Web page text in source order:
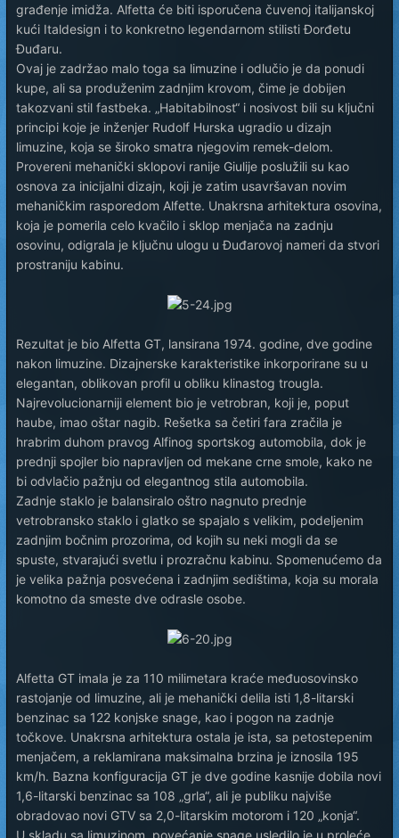
građenje imidža. Alfetta će biti isporučena čuvenoj italijanskoj
kući Italdesign i to konkretno legendarnom stilisti Đorđetu
Đuđaru.
Ovaj je zadržao malo toga sa limuzine i odlučio je da ponudi
kupe, ali sa produženim zadnjim krovom, čime je dobijen
takozvani stil fastbeka. „Habitabilnost“ i nosivost bili su ključni
principi koje je inženjer Rudolf Hurska ugradio u dizajn
limuzine, koja se široko smatra njegovim remek-delom.
Provereni mehanički sklopovi ranije Giulije poslužili su kao
osnova za inicijalni dizajn, koji je zatim usavršavan novim
mehaničkim rasporedom Alfette. Unakrsna arhitektura osovina,
koja je pomerila celo kvačilo i sklop menjača na zadnju
osovinu, odigrala je ključnu ulogu u Đuđarovoj nameri da stvori
prostraniju kabinu.
Rezultat je bio Alfetta GT, lansirana 1974. godine, dve godine
nakon limuzine. Dizajnerske karakteristike inkorporirane su u
elegantan, oblikovan profil u obliku klinastog trougla.
Najrevolucionarniji element bio je vetrobran, koji je, poput
haube, imao oštar nagib. Rešetka sa četiri fara zračila je
hrabrim duhom pravog Alfinog sportskog automobila, dok je
prednji spojler bio napravljen od mekane crne smole, kako ne
bi odvlačio pažnju od elegantnog stila automobila.
Zadnje staklo je balansiralo oštro nagnuto prednje
vetrobransko staklo i glatko se spajalo s velikim, podeljenim
zadnjim bočnim prozorima, od kojih su neki mogli da se
spuste, stvarajući svetlu i prozračnu kabinu. Spomenućemo da
je velika pažnja posvećena i zadnjim sedištima, koja su morala
komotno da smeste dve odrasle osobe.
Alfetta GT imala je za 110 milimetara kraće međuosovinsko
rastojanje od limuzine, ali je mehanički delila isti 1,8-litarski
benzinac sa 122 konjske snage, kao i pogon na zadnje
točkove. Unakrsna arhitektura ostala je ista, sa petostepenim
menjačem, a reklamirana maksimalna brzina je iznosila 195
km/h. Bazna konfiguracija GT je dve godine kasnije dobila novi
1,6-litarski benzinac sa 108 „grla“, ali je publiku najviše
obradovao novi GTV sa 2,0-litarskim motorom i 120 „konja“.
U skladu sa limuzinom, povećanje snage usledilo je u proleće